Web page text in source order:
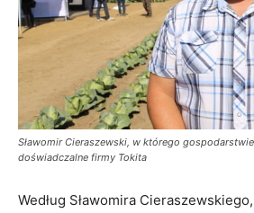
Sławomir Cieraszewski, w którego
doświadczalne firmy Tokita
Według Sławomira